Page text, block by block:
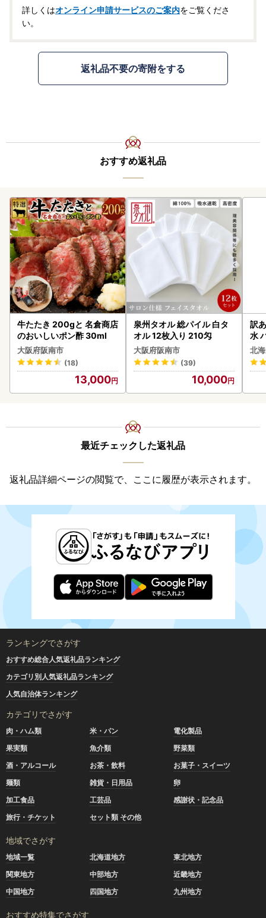
詳しくはオンライン申請サービスのご案内をご覧くださ
い。
返礼品不要の寄附をする
おすすめ返礼品
牛たたき 200gと 名倉商店
のおいしいポン酢 30ml
大阪府阪南市
(18)
13,000
泉州タオル 総パイル 白タ
オル 12枚入り 210匁
大阪府阪南市
(39)
10,000
訳
水
ク
付
海
取
北
最近チェックした返礼品
返礼品詳細ページの閲覧で、ここに履歴が表示されます。
ランキングでさがす
おすすめ総合人気返礼品ランキング
カテゴリ別人気返礼品ランキング
人気自治体ランキング
カテゴリでさがす
肉・ハム類 米・パン
電化製品
果実類
魚介類
野菜類
酒・アルコール
お茶・飲料
お菓子・スイーツ
麺類
雑貨・日用品
卵
加工食品
工芸品
感謝状・記念品
旅行・チケット
セット類 その他
地域でさがす
地域一覧 北海道地方
東北地方
関東地方
中部地方
近畿地方
中国地方
四国地方 九州地方
おすすめ特集でさがす